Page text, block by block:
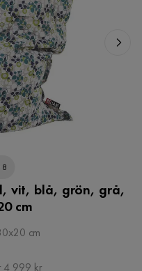
8
vit, blå, grön, grå,
cm
cm
4 999 kr